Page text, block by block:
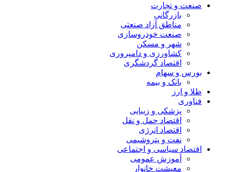
صنعت و تجارت
بازرگانی
مناطق آزاد صنعتی
صنعت خودروسازی
شهر و مسکن
کشاورزی و دامپروری
اقتصاد گردشگری
بورس و سهام
بانک و بیمه
طلا و ارز
فناوری
پزشکی و زیبایی
اقتصاد حمل و نقل
اقتصاد انرژی
نفت و پتروشیمی
اقتصاد سیاسی و اجتماعی
آموزش عمومی
معیشت خانوار